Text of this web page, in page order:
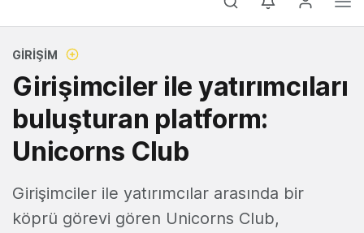
GIRIŞIM
Girişimciler ile yatırımcıları
buluşturan platform:
Unicorns Club
Girişimciler ile yatırımcılar arasında bir
köprü görevi gören Unicorns Club,